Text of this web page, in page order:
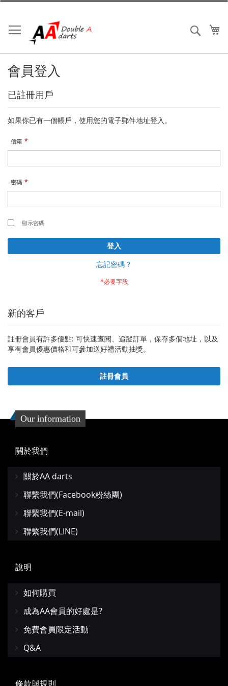
跳
內
容
搜索
會員登入
已註冊用戶
如果你已有一個帳戶，使用您的電子郵件地址登入。
信箱
密碼
顯示密碼
登入
忘記密碼？
新的客戶
註冊會員有許多優點: 可快速查閱、追蹤訂單，保存多個地址，以及
享有會員優惠價格和可參加送好禮活動抽獎。
註冊會員
Our information
關於我們
關於AA darts
聯繫我們(Facebook粉絲團)
聯繫我們(E-mail)
聯繫我們(LINE)
說明
如何購買
成為AA會員的好處是?
免費會員限定活動
Q&A
條款與規則